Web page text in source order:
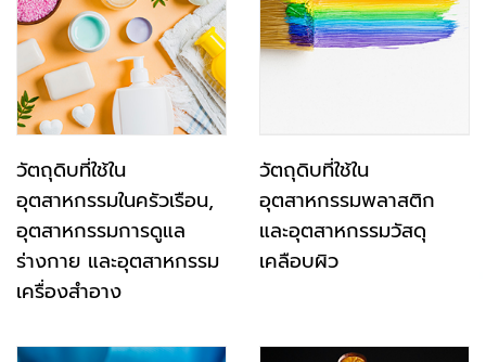
วัตถุดิบที่ใช้ใน
อุตสาหกรรมในครัวเรือน,
อุตสาหกรรมการดูแล
ร่างกาย และอุตสาหกรรม
เครื่องสำอาง
วัตถุดิบที่ใช้ใน
อุตสาหกรรมพลาสติก
และอุตสาหกรรมวัสดุ
เคลือบผิว